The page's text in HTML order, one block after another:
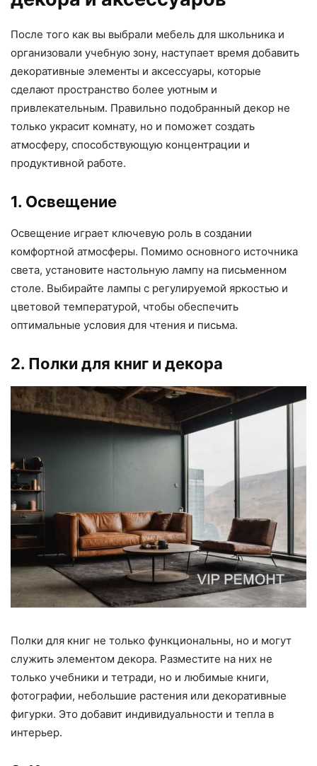
После того как вы выбрали мебель для школьника и
организовали учебную зону, наступает время добавить
декоративные элементы и аксессуары, которые
сделают пространство более уютным и
привлекательным. Правильно подобранный декор не
только украсит комнату, но и поможет создать
атмосферу, способствующую концентрации и
продуктивной работе.
1. Освещение
Освещение играет ключевую роль в создании
комфортной атмосферы. Помимо основного источника
света, установите настольную лампу на письменном
столе. Выбирайте лампы с регулируемой яркостью и
цветовой температурой, чтобы обеспечить
оптимальные условия для чтения и письма.
2. Полки для книг и декора
Полки для книг не только функциональны, но и могут
служить элементом декора. Разместите на них не
только учебники и тетради, но и любимые книги,
фотографии, небольшие растения или декоративные
фигурки. Это добавит индивидуальности и тепла в
интерьер.